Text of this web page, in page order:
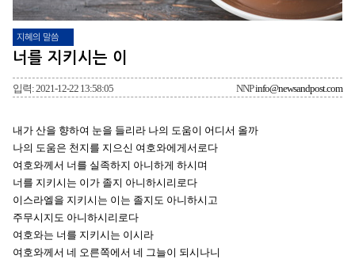
지혜의 말씀
너를 지키시는 이
입력: 2021-12-22 13:58:05 NNPinfo@newsandpost.com
내가 산을 향하여 눈을 들리라 나의 도움이 어디서 올까
나의 도움은 천지를 지으신 여호와에게서로다
여호와께서 너를 실족하지 아니하게 하시며
너를 지키시는 이가 졸지 아니하시리로다
이스라엘을 지키시는 이는 졸지도 아니하시고
주무시지도 아니하시리로다
여호와는 너를 지키시는 이시라
여호와께서 네 오른쪽에서 네 그늘이 되시나니